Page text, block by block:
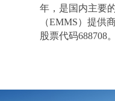
年，是国内主要
（EMMS）提供
股票代码688708。